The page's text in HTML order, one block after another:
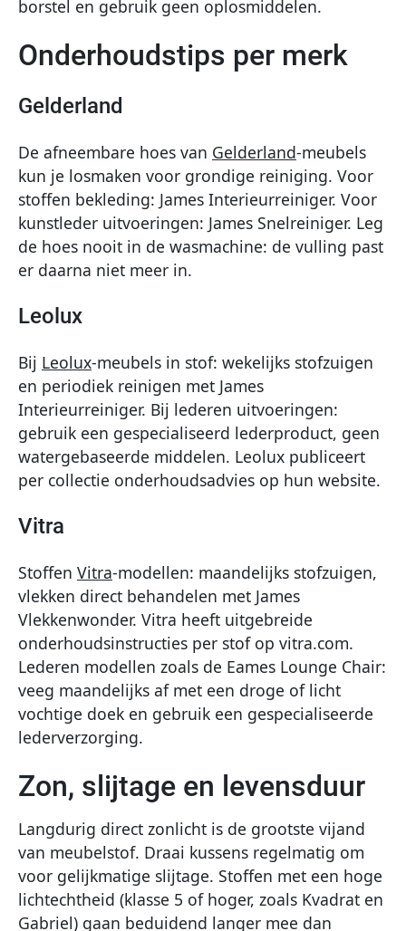
borstel en gebruik geen oplosmiddelen.
Onderhoudstips per merk
Gelderland
De afneembare hoes van Gelderland-meubels
kun je losmaken voor grondige reiniging. Voor
stoffen bekleding: James Interieurreiniger. Voor
kunstleder uitvoeringen: James Snelreiniger. Leg
de hoes nooit in de wasmachine: de vulling past
er daarna niet meer in.
Leolux
Bij Leolux-meubels in stof: wekelijks stofzuigen
en periodiek reinigen met James
Interieurreiniger. Bij lederen uitvoeringen:
gebruik een gespecialiseerd lederproduct, geen
watergebaseerde middelen. Leolux publiceert
per collectie onderhoudsadvies op hun website.
Vitra
Stoffen Vitra-modellen: maandelijks stofzuigen,
vlekken direct behandelen met James
Vlekkenwonder. Vitra heeft uitgebreide
onderhoudsinstructies per stof op vitra.com.
Lederen modellen zoals de Eames Lounge Chair:
veeg maandelijks af met een droge of licht
vochtige doek en gebruik een gespecialiseerde
lederverzorging.
Zon, slijtage en levensduur
Langdurig direct zonlicht is de grootste vijand
van meubelstof. Draai kussens regelmatig om
voor gelijkmatige slijtage. Stoffen met een hoge
lichtechtheid (klasse 5 of hoger, zoals Kvadrat en
Gabriel) gaan beduidend langer mee dan